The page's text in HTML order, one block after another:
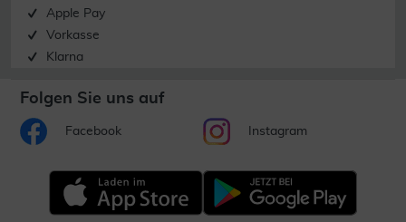
Apple Pay
Vorkasse
Klarna
Folgen Sie uns auf
Facebook Instagram